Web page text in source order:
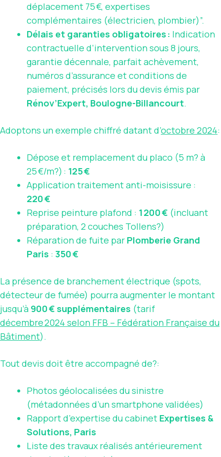
déplacement 75 €, expertises
complémentaires (électricien, plombier)”.
Délais et garanties obligatoires : Indication
contractuelle d’intervention sous 8 jours,
garantie décennale, parfait achèvement,
numéros d’assurance et conditions de
paiement, précisés lors du devis émis par
Rénov’Expert, Boulogne-Billancourt.
Adoptons un exemple chiffré datant d’octobre 2024:
Dépose et remplacement du placo (5 m? à
25 €/m?) : 125 €
Application traitement anti-moisissure :
220 €
Reprise peinture plafond : 1 200 € (incluant
préparation, 2 couches Tollens?)
Réparation de fuite par Plomberie Grand
Paris : 350 €
La présence de branchement électrique (spots,
détecteur de fumée) pourra augmenter le montant
jusqu’à 900 € supplémentaires (tarif
décembre 2024 selon FFB – Fédération Française du
Bâtiment).
Tout devis doit être accompagné de?:
Photos géolocalisées du sinistre
(métadonnées d’un smartphone validées)
Rapport d’expertise du cabinet Expertises &
Solutions, Paris
Liste des travaux réalisés antérieurement